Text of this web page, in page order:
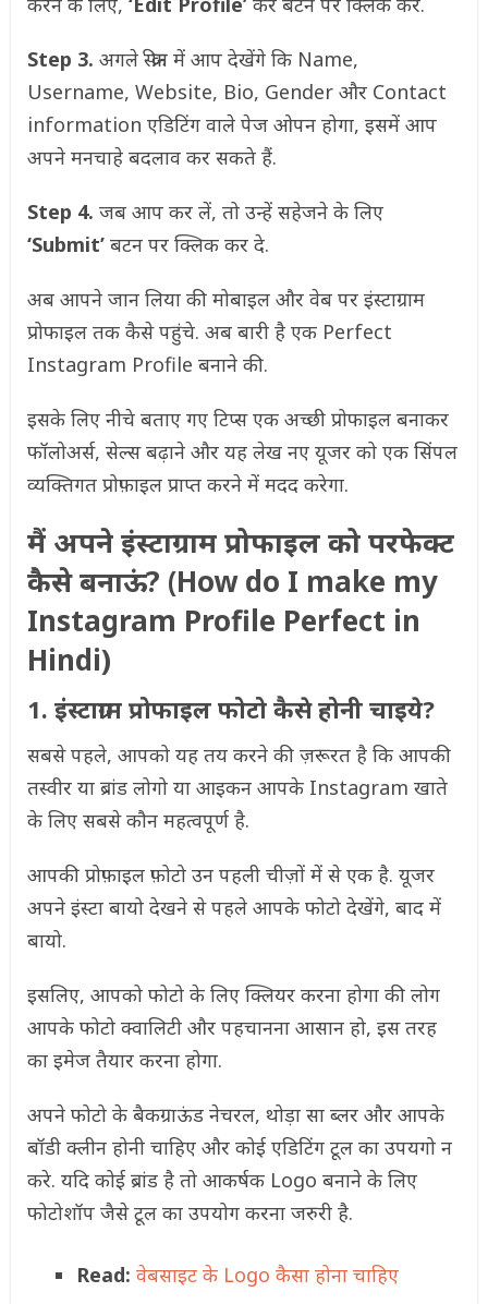
Step 3. अगले स्क्रीन में आप देखेंगे कि Name,
Username, Website, Bio, Gender और Contact
information एडिटिंग वाले पेज ओपन होगा, इसमें आप
अपने मनचाहे बदलाव कर सकते हैं.
Step 4. जब आप कर लें, तो उन्हें सहेजने के लिए
‘Submit’बटन पर क्लिक कर दे.
अब आपने जान लिया की मोबाइल और वेब पर इंस्टाग्राम
प्रोफाइल तक कैसे पहुंचे. अब बारी है एक Perfect
Instagram Profile बनाने की.
इसके लिए नीचे बताए गए टिप्स एक अच्छी प्रोफाइल बनाकर
फॉलोअर्स, सेल्स बढ़ाने और यह लेख नए यूजर को एक सिंपल
व्यक्तिगत प्रोफ़ाइल प्राप्त करने में मदद करेगा.
मैं अपने इंस्टाग्राम प्रोफाइल को परफेक्ट
कैसे बनाऊं? (How do I make my
Instagram Profile Perfect in
Hindi)
1. इंस्टाग्राम प्रोफाइल फोटो कैसे होनी चाइये?
सबसे पहले, आपको यह तय करने की ज़रूरत है कि आपकी
तस्वीर या ब्रांड लोगो या आइकन आपके Instagram खाते
के लिए सबसे कौन महत्वपूर्ण है.
आपकी प्रोफ़ाइल फ़ोटो उन पहली चीज़ों में से एक है. यूजर
अपने इंस्टा बायो देखने से पहले आपके फोटो देखेंगे, बाद में
बायो.
इसलिए, आपको फोटो के लिए क्लियर करना होगा की लोग
आपके फोटो क्वालिटी और पहचानना आसान हो, इस तरह
का इमेज तैयार करना होगा.
अपने फोटो के बैकग्राऊंड नेचरल, थोड़ा सा ब्लर और आपके
बॉडी क्लीन होनी चाहिए और कोई एडिटिंग टूल का उपयगो न
करे. यदि कोई ब्रांड है तो आकर्षक Logo बनाने के लिए
फोटोशॉप जैसे टूल का उपयोग करना जरुरी है.
Read: वेबसाइट के Logo कैसा होना चाहिए